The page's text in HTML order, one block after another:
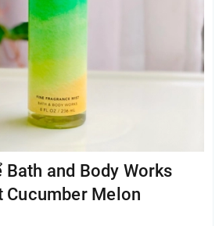
and Body Works
Cucumber Melon